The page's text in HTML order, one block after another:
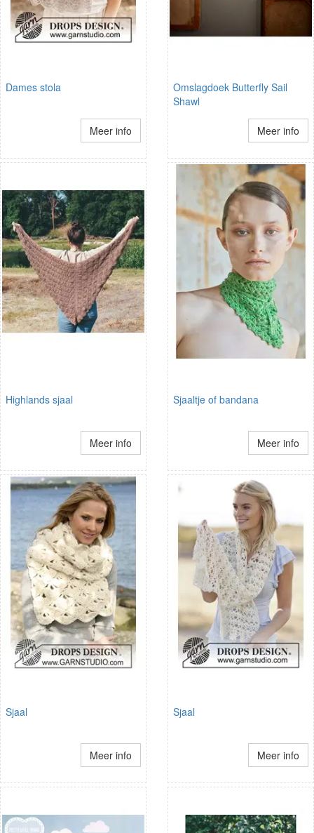
Dames stola
Meer info
Omslagdoek Butterfly Sail
Shawl
Meer info
Highlands sjaal
Meer info
Sjaaltje of bandana
Meer info
Sjaal
Meer info
Sjaal
Meer info